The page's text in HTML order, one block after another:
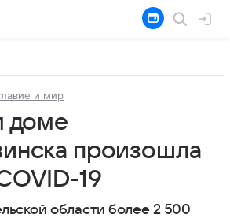
и мир
доме
произошла
19
области более 2 500